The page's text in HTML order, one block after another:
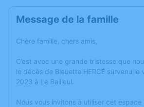
Message de la famille
Chère famille, chers amis,
C’est avec une grande tristesse que
le décès de Bleuette HERCÉ survenu le
2023 à Le Bailleul.
Nous vous invitons à utiliser cet espace